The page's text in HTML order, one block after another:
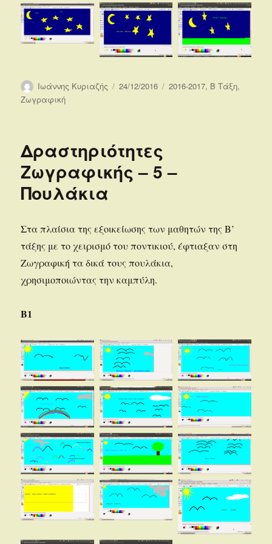
Συντάκτης
Ιωάννης Κυριαζής
Δημοσιεύτηκε
24/12/2016 Κατηγορίες
2016-2017, Β Τάξη,
Ζωγραφική
Δραστηριότητες
Ζωγραφικής – 5 –
Πουλάκια
Στα πλαίσια της εξοικείωσης των μαθητών της Β’
τάξης με το χειρισμό του ποντικιού, έφτιαξαν στη
Ζωγραφική τα δικά τους πουλάκια,
χρησιμοποιώντας την καμπύλη.
Β1